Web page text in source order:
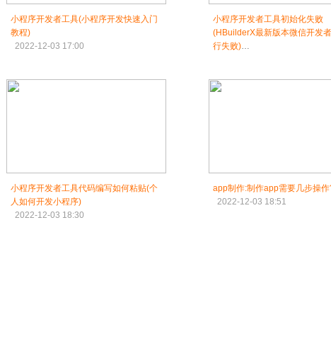
小程序开发者工具(小程序开发快速入门
教程)
2022-12-03 17:00
小程序开发者工具初始化失败
(HBuilderX最新版本微信开发
行失败)
小程序开发者工具代码编写如何粘贴(个
人如何开发小程序)
2022-12-03 18:30
app制作:制作app需要几步操
2022-12-03 18:51